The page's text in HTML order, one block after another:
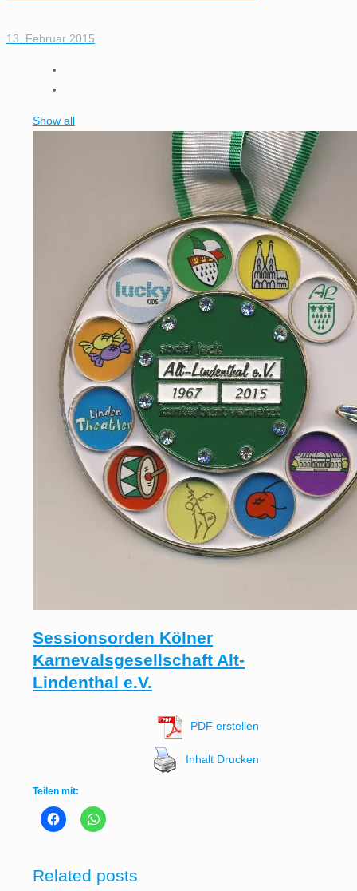
13. Februar 2015
Show all
Sessionsorden Kölner
Karnevalsgesellschaft Alt-
Lindenthal e.V.
PDF erstellen
Inhalt Drucken
Teilen mit:
Related posts